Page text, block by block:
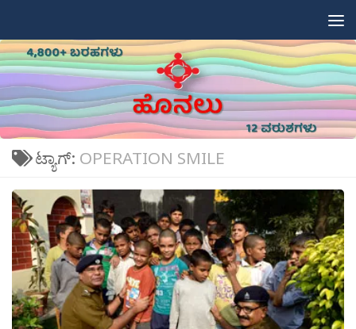
ಟ್ಯಾಗ್: OPERATION SMILE